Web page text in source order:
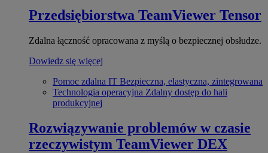
Przedsiębiorstwa TeamViewer Tensor
Zdalna łączność opracowana z myślą o bezpiecznej obsłudze.
Dowiedz się więcej
Pomoc zdalna IT Bezpieczna, elastyczna, zintegrowana
Technologia operacyjna Zdalny dostęp do hali
produkcyjnej
Rozwiązywanie problemów w czasie
rzeczywistym TeamViewer DEX